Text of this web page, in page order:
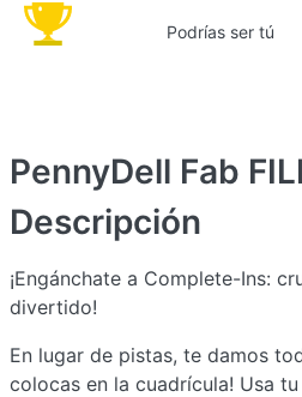
Podrías ser tú
PennyDell Fab
Descripción
¡Engánchate a Complete-Ins:
divertido!
En lugar de pistas, te damos
colocas en la cuadrícula! Usa